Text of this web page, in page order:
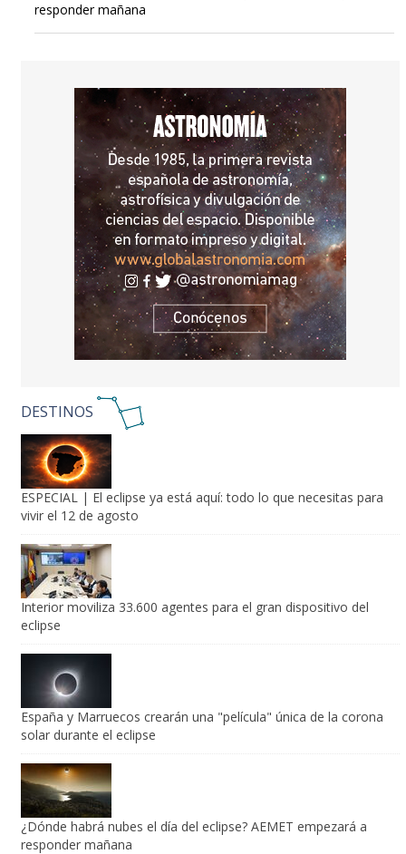
responder mañana
DESTINOS
ESPECIAL | El eclipse ya está aquí: todo lo que necesitas para
vivir el 12 de agosto
Interior moviliza 33.600 agentes para el gran dispositivo del
eclipse
España y Marruecos crearán una "película" única de la corona
solar durante el eclipse
¿Dónde habrá nubes el día del eclipse? AEMET empezará a
responder mañana